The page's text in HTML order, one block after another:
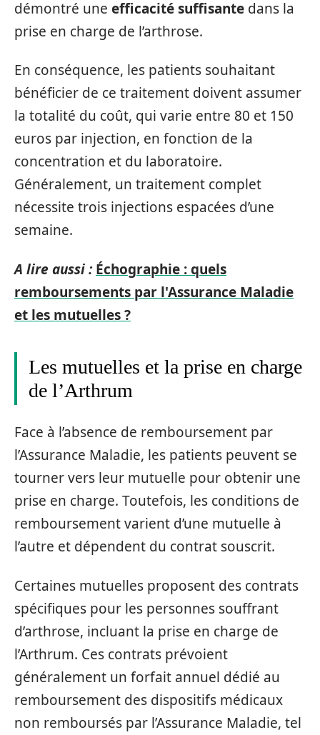
démontré une efficacité suffisante dans la
prise en charge de l’arthrose.
En conséquence, les patients souhaitant
bénéficier de ce traitement doivent assumer
la totalité du coût, qui varie entre 80 et 150
euros par injection, en fonction de la
concentration et du laboratoire.
Généralement, un traitement complet
nécessite trois injections espacées d’une
semaine.
A lire aussi : Échographie : quels
remboursements par l'Assurance Maladie
et les mutuelles ?
Les mutuelles et la prise en charge
de l’Arthrum
Face à l’absence de remboursement par
l’Assurance Maladie, les patients peuvent se
tourner vers leur mutuelle pour obtenir une
prise en charge. Toutefois, les conditions de
remboursement varient d’une mutuelle à
l’autre et dépendent du contrat souscrit.
Certaines mutuelles proposent des contrats
spécifiques pour les personnes souffrant
d’arthrose, incluant la prise en charge de
l’Arthrum. Ces contrats prévoient
généralement un forfait annuel dédié au
remboursement des dispositifs médicaux
non remboursés par l’Assurance Maladie, tel